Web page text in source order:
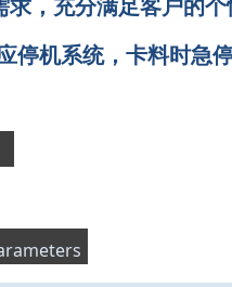
，充分满足客户的个
机系统，卡料时急